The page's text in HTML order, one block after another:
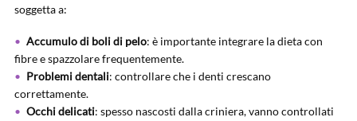
soggetta a:
Accumulo di boli di pelo: è importante integrare la dieta con
fibre e spazzolare frequentemente.
Problemi dentali: controllare che i denti crescano
correttamente.
Occhi delicati: spesso nascosti dalla criniera, vanno controllati